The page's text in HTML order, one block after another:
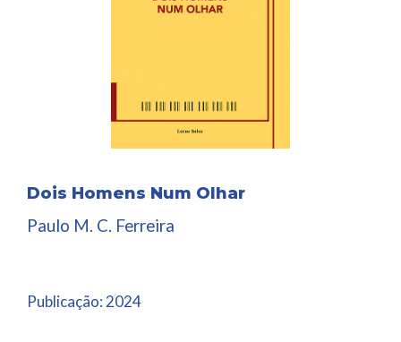
Dois Homens Num Olhar
Paulo M. C. Ferreira
Publicação: 2024